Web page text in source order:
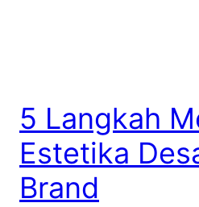
5 Langkah
Estetika
Brand